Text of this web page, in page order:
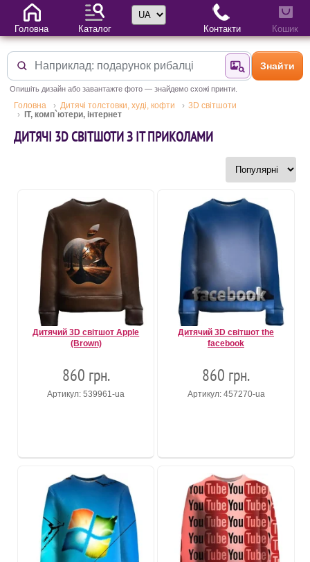
Знайти за
Знайти
Опишіть дизайн або завантажте фото — знайдемо схожі принти.
Головна Дитячі толстовки, худі, кофти
3D світшоти
IT, комп`ютери, інтернет
ДИТЯЧІ 3D СВІТШОТИ З IT ПРИКОЛАМИ
Дитячий 3D світшот Apple
(Brown)
860 грн.
Артикул: 539961-ua
Дитячий 3D світшот the
facebook
860 грн.
Артикул: 457270-ua
Головна Каталог
Вибір мови
Контакти Кошик